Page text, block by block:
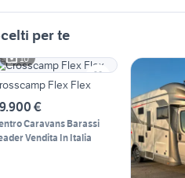
per te
10
Flex Flex
€
Caravans Barassi
Vendita In Italia